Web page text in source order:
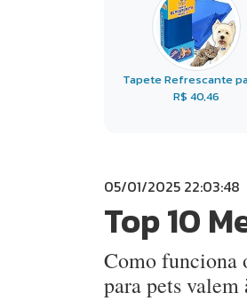
Tapete Refrescante
R$ 40,46
05/01/2025 22:03:48
Top 10
Como funciona
para pets